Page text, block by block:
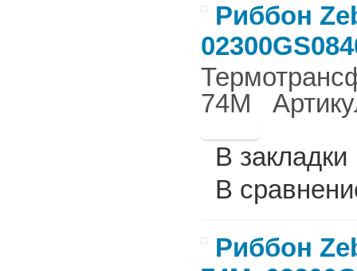
Риббон
74M
В закладки
В
Риббон